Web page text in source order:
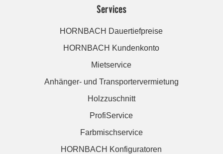
Services
HORNBACH Dauertiefpreise
HORNBACH Kundenkonto
Mietservice
Anhänger- und Transportervermietung
Holzzuschnitt
ProfiService
Farbmischservice
HORNBACH Konfiguratoren